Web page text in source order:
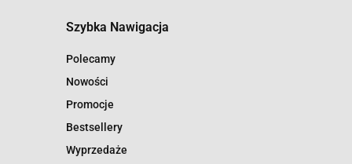
Szybka Nawigacja
Polecamy
Nowości
Promocje
Bestsellery
Wyprzedaże